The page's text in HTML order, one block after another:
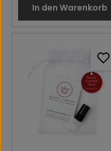
In den Warenkorb